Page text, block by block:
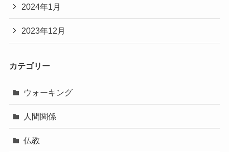
2024年1月
2023年12月
カテゴリー
ウォーキング
人間関係
仏教